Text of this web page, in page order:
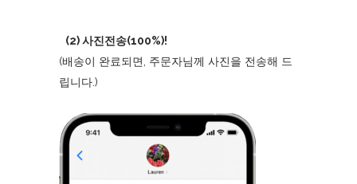
(2) 사진전송(100%)!
(배송이 완료되면, 주문자님께 사진을 전송해 드
립니다.)